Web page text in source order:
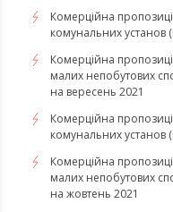
Комерційна
комунальних установ
Комерційна
малих непобутових
на вересень 2021
Комерційна
комунальних установ
Комерційна
малих непобутових
на жовтень 2021